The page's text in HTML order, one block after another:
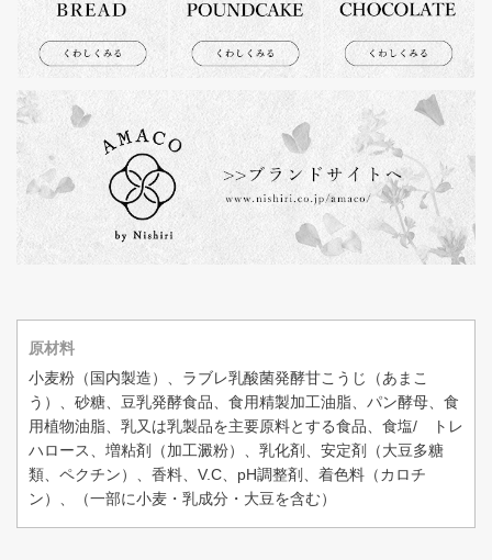
原材料
小麦粉（国内製造）、ラブレ乳酸菌発酵甘こうじ（あまこ
う）、砂糖、豆乳発酵食品、食用精製加工油脂、パン酵母、食
用植物油脂、乳又は乳製品を主要原料とする食品、食塩/ トレ
ハロース、増粘剤（加工澱粉）、乳化剤、安定剤（大豆多糖
類、ペクチン）、香料、V.C、pH調整剤、着色料（カロチ
ン）、（一部に小麦・乳成分・大豆を含む）